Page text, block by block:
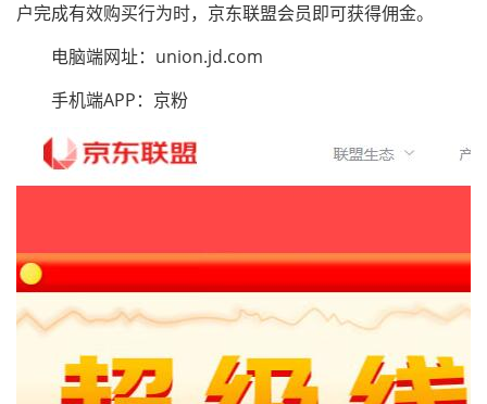
户完成有效购买行为时，京东联盟会员即可获得佣金。
电脑端网址：union.jd.com
手机端APP：京粉